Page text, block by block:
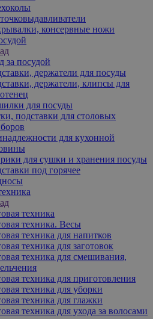
консервные ножи
за посудой
держатели для посуды
держатели, клипсы для
для посуды
подставки для столовых
для кухонной
для сушки и хранения посуды
под горячее
техника
техника. Весы
техника для напитков
техника для заготовок
техника для смешивания,
техника для приготовления
техника для уборки
техника для глажки
техника для ухода за волосами